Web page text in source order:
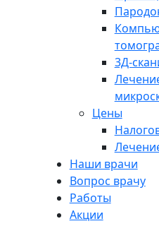
3Д-
Цены
Наши врачи
Вопрос врачу
Работы
Акции